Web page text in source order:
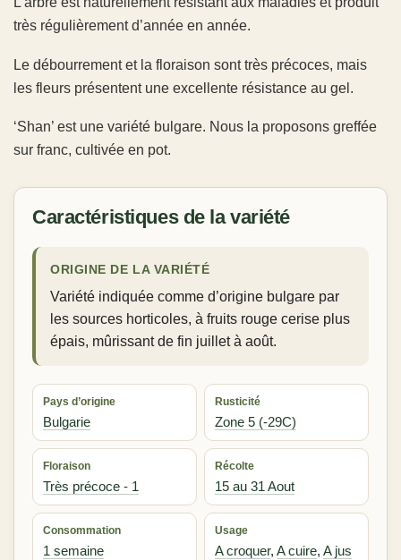
très régulièrement d’année en année.
Le débourrement et la floraison sont très précoces, mais
les fleurs présentent une excellente résistance au gel.
‘Shan’ est une variété bulgare. Nous la proposons greffée
sur franc, cultivée en pot.
Caractéristiques de la variété
ORIGINE DE LA VARIÉTÉ
Variété indiquée comme d’origine bulgare par
les sources horticoles, à fruits rouge cerise plus
épais, mûrissant de fin juillet à août.
Pays d’origine
Bulgarie
Rusticité
Zone 5 (-29C)
Floraison
Très précoce - 1
Récolte
15 au 31 Aout
Consommation
1 semaine
Usage
A croquer, A cuire, A jus